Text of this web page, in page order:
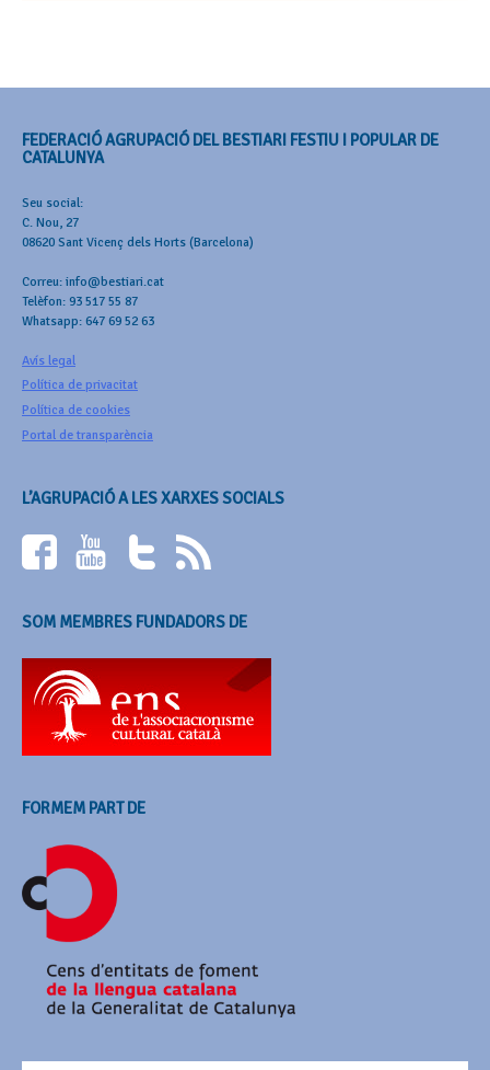
FEDERACIÓ AGRUPACIÓ DEL BESTIARI FESTIU I POPULAR DE
CATALUNYA
Seu social:
C. Nou, 27
08620 Sant Vicenç dels Horts (Barcelona)
Correu: info@bestiari.cat
Telèfon: 93 517 55 87
Whatsapp: 647 69 52 63
Avís legal
Política de privacitat
Política de cookies
Portal de transparència
L’AGRUPACIÓ A LES XARXES SOCIALS
SOM MEMBRES FUNDADORS DE
FORMEM PART DE